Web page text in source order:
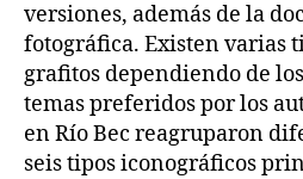
versiones, además de la
fotográfica. Existen varias
grafitos dependiendo de
temas preferidos por los
en Río Bec reagruparon
seis tipos iconográficos